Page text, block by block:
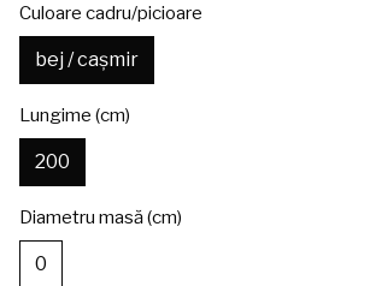
Culoare cadru/picioare
bej / cașmir
Lungime (cm)
200
Diametru masă (cm)
0